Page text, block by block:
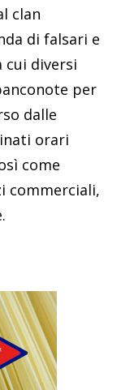
clan
di falsari e
diversi
per
dalle
orari
come
commerciali,